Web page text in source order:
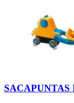
SACAPUNTAS